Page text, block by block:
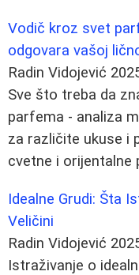
Vodič kroz svet
odgovara vašoj
Radin Vidojević
Sve što treba da
parfema - analiza
za različite ukuse i
cvetne i orijentalne
Idealne Grudi: Šta
Veličini
Radin Vidojević
Istraživanje o